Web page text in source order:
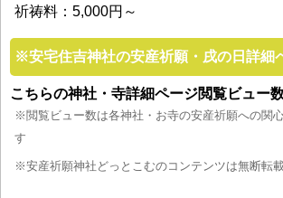
祈祷料：5,000円～
※安宅住吉神社の安産祈願・戌の日詳細
こちらの神社・寺詳細ページ閲覧ビュー
※閲覧ビュー数は各神社・お寺の安産祈願への関
す
※安産祈願神社どっとこむのコンテンツは無断転